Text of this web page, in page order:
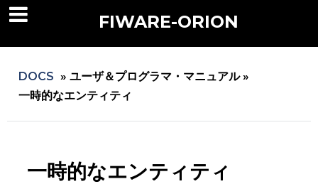
FIWARE-ORION
DOCS » ユーザ＆プログラマ・マニュアル »
一時的なエンティティ
一時的なエンティティ